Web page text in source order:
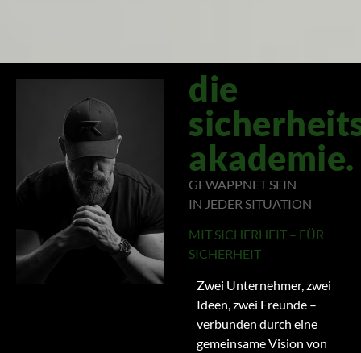
die
akademie.
GEWAPPNET SEIN
IN JEDER SITUATION
MIT SICHERHEIT – FÜR
SICHERHEIT
Zwei Unternehmer, zwei
Ideen, zwei Freunde –
verbunden durch eine
gemeinsame Vision von